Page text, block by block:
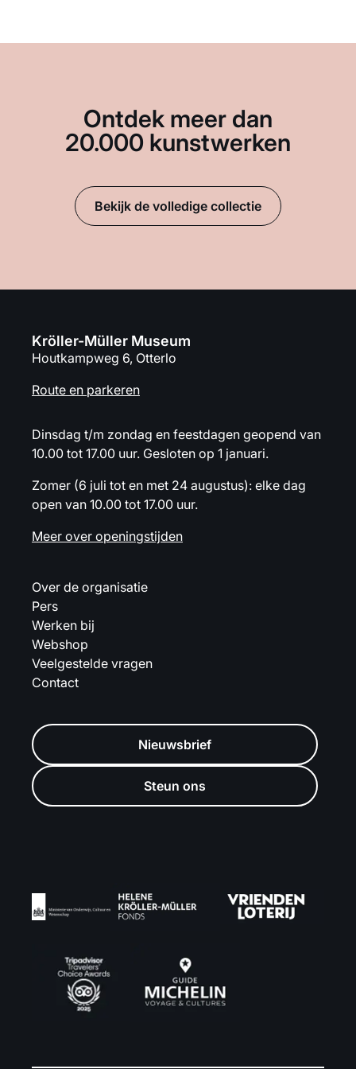
Ontdek meer dan
20.000 kunstwerken
Bekijk de volledige collectie
Kröller-Müller Museum
Houtkampweg 6, Otterlo
Route en parkeren
Dinsdag t/m zondag en feestdagen geopend van
10.00 tot 17.00 uur. Gesloten op 1 januari.
Zomer (6 juli tot en met 24 augustus): elke dag
open van 10.00 tot 17.00 uur.
Meer over openingstijden
Over de organisatie
Pers
Werken bij
Webshop
Veelgestelde vragen
Contact
Nieuwsbrief
Steun ons